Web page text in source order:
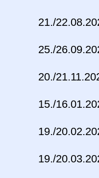
21./
25./
20./
15./
19./
19./